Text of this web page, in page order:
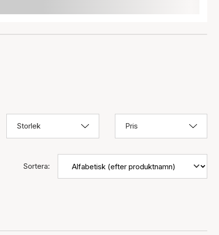
Storlek Pris
Sortera: